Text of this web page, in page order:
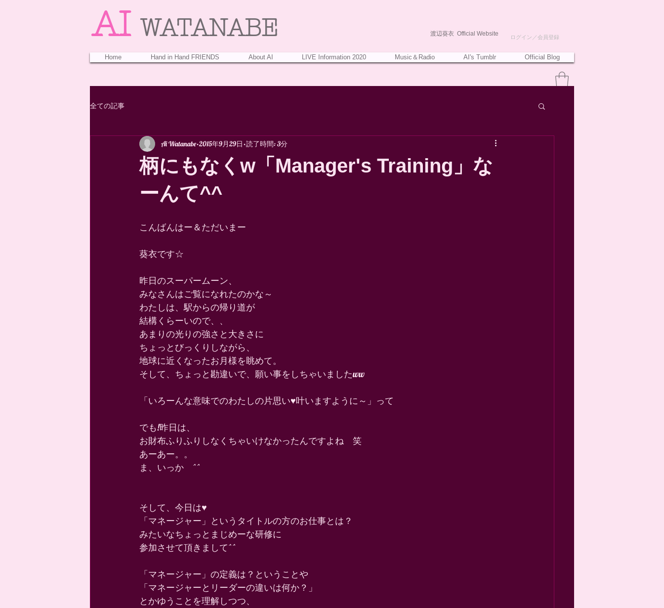
AI WATANABE 渡辺葵衣 Official Website ログイン／会員登録
Home Hand in Hand FRIENDS About AI LIVE Information 2020 Music＆Radio AI's Tumblr Official Blog
全ての記事
柄にもなくw「Manager's Training」な
ーんて^^
Ai Watanabe 2015年9月29日 読了時間: 3分
こんばんはー＆ただいまー
葵衣です☆
昨日のスーパームーン、
みなさんはご覧になれたのかな～
わたしは、駅からの帰り道が
結構くらーいので、、
あまりの光りの強さと大きさに
ちょっとびっくりしながら、
地球に近くなったお月様を眺めて。
そして、ちょっと勘違いで、願い事をしちゃいましたww
「いろーんな意味でのわたしの片思い♥️叶いますように～」って
でも!昨日は、
お財布ふりふりしなくちゃいけなかったんですよね　笑
あーあー。。
ま、いっか　^^
そして、今日は♥️
「マネージャー」というタイトルの方のお仕事とは？
みたいなちょっとまじめーな研修に
参加させて頂きまして^^
「マネージャー」の定義は？ということや
「マネージャーとリーダーの違いは何か？」
とかゆうことを理解しつつ、